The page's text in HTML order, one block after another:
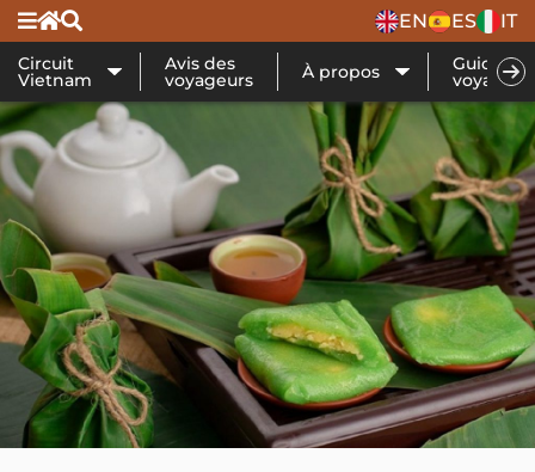
EN ES IT
Circuit
Vietnam
Avis des
voyageurs À propos Guide de
voyage